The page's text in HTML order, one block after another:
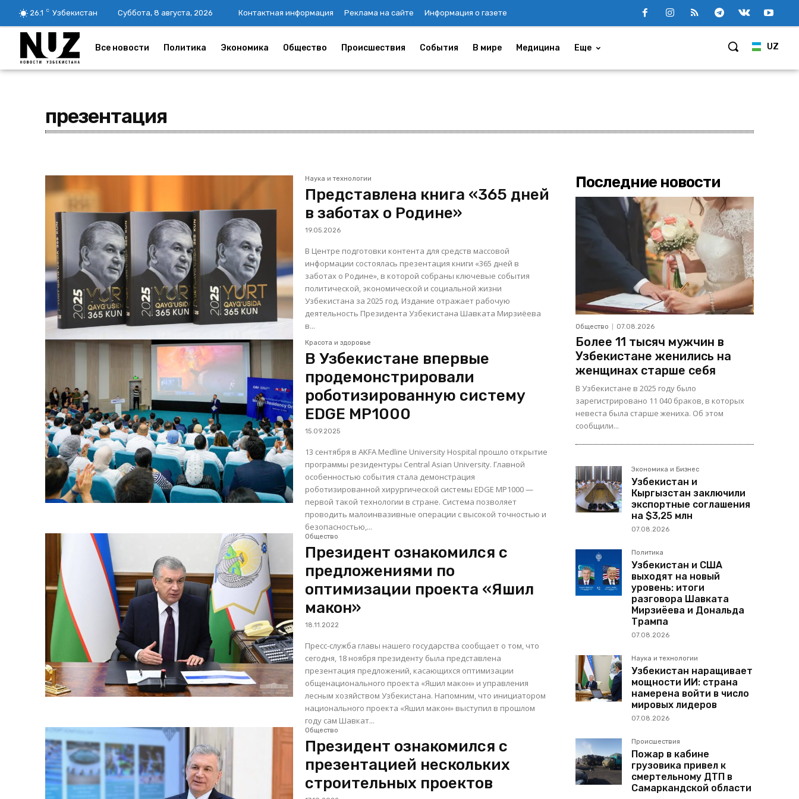
26.1 C Узбекистан Суббота, 8 августа, 2026 Контактная информация Реклама на сайте Информация о газете
UZ
Все новости Политика Экономика Общество Происшествия События В мире Медицина Еще
презентация
Наука и технологии
Представлена книга «365 дней
в заботах о Родине»
19.05.2026
В Центре подготовки контента для средств массовой
информации состоялась презентация книги «365 дней в
заботах о Родине», в которой собраны ключевые события
политической, экономической и социальной жизни
Узбекистана за 2025 год. Издание отражает рабочую
деятельность Президента Узбекистана Шавката Мирзиёева
в...
Красота и здоровье
В Узбекистане впервые
продемонстрировали
роботизированную систему
EDGE MP1000
15.09.2025
13 сентября в AKFA Medline University Hospital прошло открытие
программы резидентуры Central Asian University. Главной
особенностью события стала демонстрация
роботизированной хирургической системы EDGE MP1000 —
первой такой технологии в стране. Система позволяет
проводить малоинвазивные операции с высокой точностью и
безопасностью,...
Общество
Президент ознакомился с
предложениями по
оптимизации проекта «Яшил
макон»
18.11.2022
Пресс-служба главы нашего государства сообщает о том, что
сегодня, 18 ноября президенту была представлена
презентация предложений, касающихся оптимизации
общенационального проекта «Яшил макон» и управления
лесным хозяйством Узбекистана. Напомним, что инициатором
национального проекта «Яшил макон» выступил в прошлом
году сам Шавкат...
Общество
Президент ознакомился с
презентацией нескольких
строительных проектов
Последние новости
Общество 07.08.2026
Более 11 тысяч мужчин в
Узбекистане женились на
женщинах старше себя
В Узбекистане в 2025 году было
зарегистрировано 11 040 браков, в которых
невеста была старше жениха. Об этом
сообщили...
Экономика и Бизнес
Узбекистан и
Кыргызстан заключили
экспортные соглашения
на $3,25 млн
07.08.2026
Политика
Узбекистан и США
выходят на новый
уровень: итоги
разговора Шавката
Мирзиёева и Дональда
Трампа
07.08.2026
Наука и технологии
Узбекистан наращивает
мощности ИИ: страна
намерена войти в число
мировых лидеров
07.08.2026
Происшествия
Пожар в кабине
грузовика привел к
смертельному ДТП в
Самаркандской области